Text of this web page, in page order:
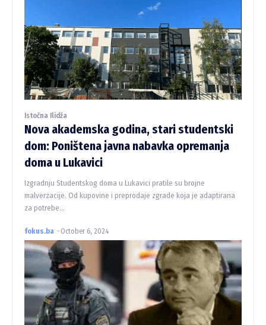
Istočna Ilidža
Nova akademska godina, stari studentski
dom: Poništena javna nabavka opremanja
doma u Lukavici
Izgradnju Studentskog doma u Lukavici pratile su brojne
malverzacije. Od kupovine i preprodaje zgrade koja je adaptirana
za potrebe...
fokus.ba - October 6, 2024